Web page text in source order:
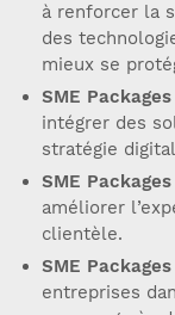
à renforcer la
des
mieux se
SME
intégrer des
stratégie
SME
améliorer
clientèle.
SME
entreprises